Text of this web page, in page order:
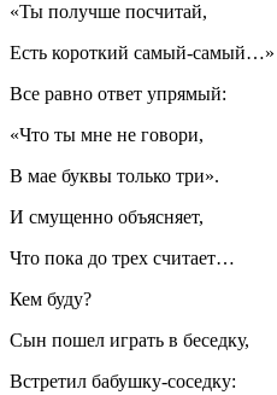
«Ты получше посчитай,
Есть короткий самый-самый…»
Все равно ответ упрямый:
«Что ты мне не говори,
В мае буквы только три».
И смущенно объясняет,
Что пока до трех считает…
Кем буду?
Сын пошел играть в беседку,
Встретил бабушку-соседку: